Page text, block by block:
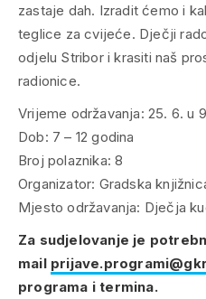
zastaje dah. Izradit ćemo i
teglice za cvijeće. Dječji
odjelu Stribor i krasiti naš
radionice.
Vrijeme održavanja: 25. 6. u
Dob: 7 – 12 godina
Broj polaznika: 8
Organizator: Gradska
Mjesto održavanja: Dječja
Za sudjelovanje je
mail
programa i termina.